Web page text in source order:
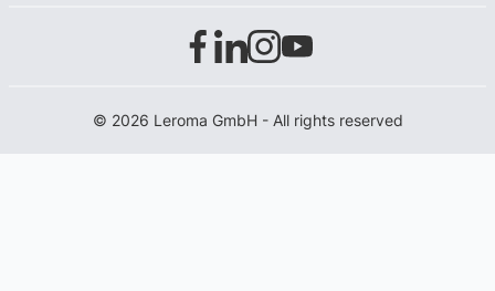
© 2026 Leroma GmbH - All rights reserved